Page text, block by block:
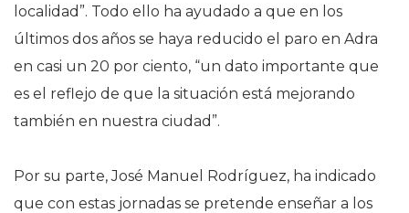
localidad”. Todo ello ha ayudado a que en los
últimos dos años se haya reducido el paro en Adra
en casi un 20 por ciento, “un dato importante que
es el reflejo de que la situación está mejorando
también en nuestra ciudad”.
Por su parte, José Manuel Rodríguez, ha indicado
que con estas jornadas se pretende enseñar a los